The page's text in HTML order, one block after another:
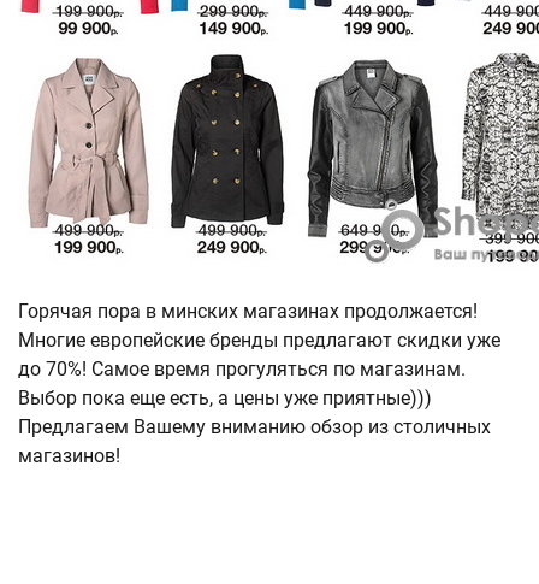
Горячая пора в минских магазинах продолжается!
Многие европейские бренды предлагают скидки уже
до 70%! Самое время прогуляться по магазинам.
Выбор пока еще есть, а цены уже приятные)))
Предлагаем Вашему вниманию обзор из столичных
магазинов!